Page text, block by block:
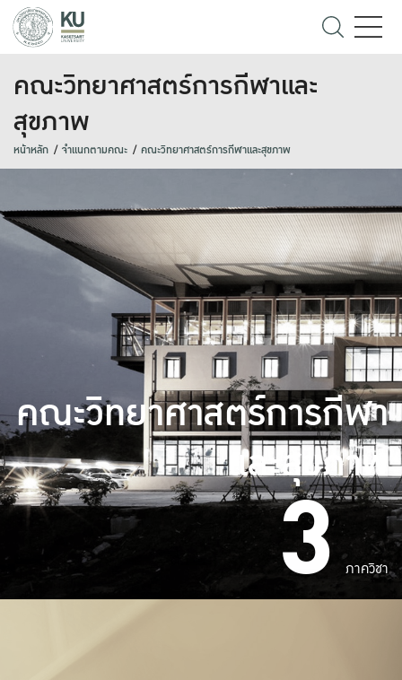
คณะวิทยาศาสตร์การกีฬาและ
สุขภาพ
หน้าหลัก จำแนกตามคณะ คณะวิทยาศาสตร์การกีฬาและสุขภาพ
คณะวิทยาศาสตร์การกีฬา
และสุขภาพ
3 ภาควิชา